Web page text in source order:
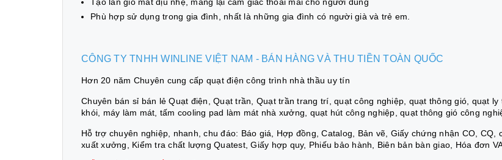
Phù hợp sử dụng trong gia đình, nhất là những gia đình có người già và trẻ em.
CÔNG TY TNHH WINLINE VIỆT NAM - BÁN HÀNG VÀ THU TIỀN TOÀN QUỐC
Hơn 20 năm Chuyên cung cấp quạt điện công trình nhà thầu uy tín
Chuyên bán sỉ bán lẻ Quạt điện, Quạt trần, Quạt trần trang trí, quạt công nghiệp, quạt thông gió, quạt ly
khói, máy làm mát, tấm cooling pad làm mát nhà xưởng, quạt hút công nghiệp, quạt thông gió công
Hỗ trợ chuyên nghiệp, nhanh, chu đáo: Báo giá, Hợp đồng, Catalog, Bản vẽ, Giấy chứng nhận CO, CQ,
xuất xưởng, Kiểm tra chất lượng Quatest, Giấy hợp quy, Phiếu bảo hành, Biên bản bàn giao, Hóa đơn